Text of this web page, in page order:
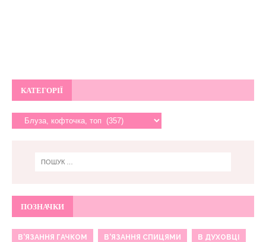
КАТЕГОРІЇ
ПОЗНАЧКИ
В'ЯЗАННЯ ГАЧКОМ В'ЯЗАННЯ СПИЦЯМИ В ДУХОВЦІ